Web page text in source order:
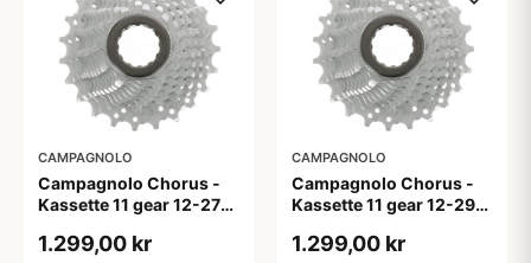
CAMPAGNOLO
Campagnolo Chorus -
Kassette 11 gear 12-27
1.299,00 kr
CAMPAGNOLO
Campagnolo Chorus -
Kassette 11 gear 12-29
1.299,00 kr